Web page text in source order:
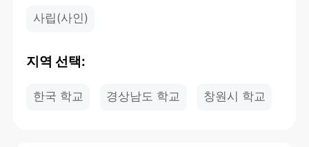
사립(사인)
지역 선택:
한국 학교 경상남도 학교 창원시 학교